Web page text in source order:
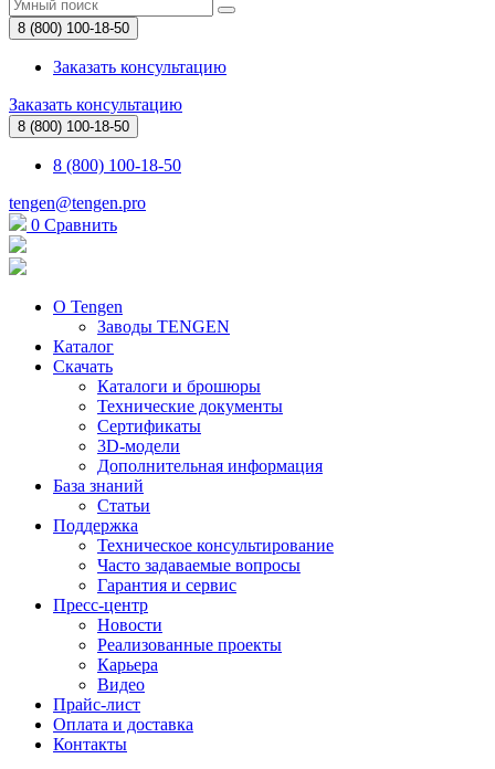
8 (800) 100-18-50
Заказать консультацию
Заказать консультацию
8 (800) 100-18-50
8 (800) 100-18-50
tengen@tengen.pro
0 Сравнить
О Tengen
Заводы TENGEN
Каталог
Скачать
Каталоги и брошюры
Технические документы
Сертификаты
3D-модели
Дополнительная информация
База знаний
Статьи
Поддержка
Техническое консультирование
Часто задаваемые вопросы
Гарантия и сервис
Пресс-центр
Новости
Реализованные проекты
Карьера
Видео
Прайс-лист
Оплата и доставка
Контакты